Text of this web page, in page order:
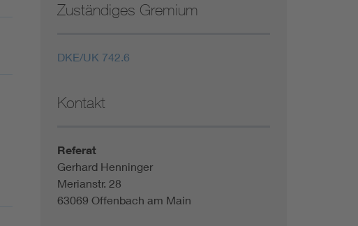
Zuständiges Gremium
DKE/UK 742.6
Kontakt
Referat
Gerhard Henninger
Merianstr. 28
63069 Offenbach am Main